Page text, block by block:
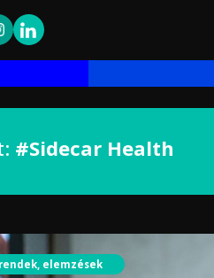
#Sidecar Health
elemzések